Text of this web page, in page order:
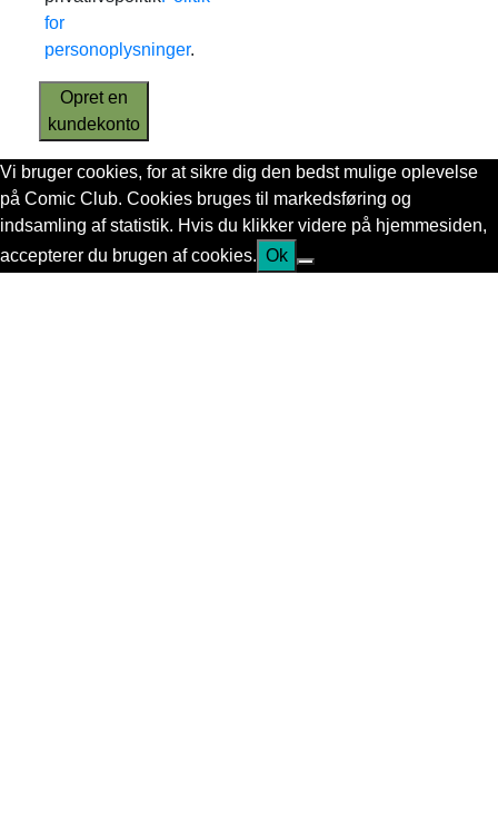
for
personoplysninger.
Opret en
kundekonto
Vi bruger cookies, for at sikre dig den bedst mulige oplevelse
på Comic Club. Cookies bruges til markedsføring og
indsamling af statistik. Hvis du klikker videre på hjemmesiden,
accepterer du brugen af cookies. Ok